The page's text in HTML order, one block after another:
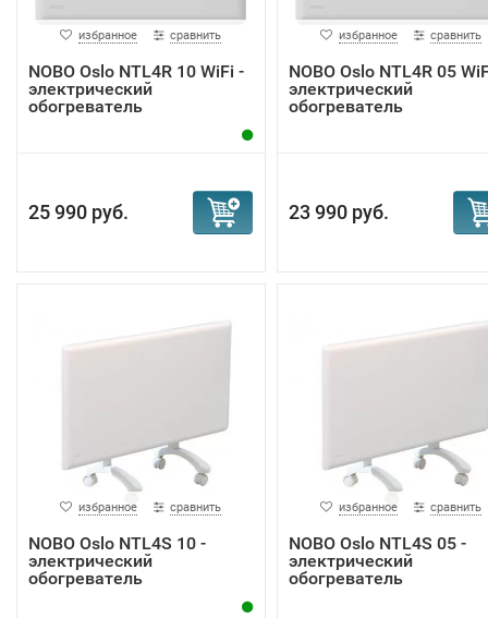
избранное сравнить
NOBO Oslo NTL4R 10 WiFi -
электрический
обогреватель
25 990 руб.
избранное сравнить
NOBO Oslo NTL4R 05
электрический
обогреватель
23 990 руб.
избранное сравнить
NOBO Oslo NTL4S 10 -
электрический
обогреватель
избранное сравнить
NOBO Oslo NTL4S 05 -
электрический
обогреватель